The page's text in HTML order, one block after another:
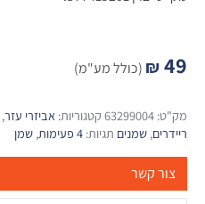
₪49 (כולל מע"מ)
מק"ט: 63299004 קטגוריות: אביזרי עזר,
ריידרים, שמנים תגיות: 4 פעימות , שמן
צור קשר